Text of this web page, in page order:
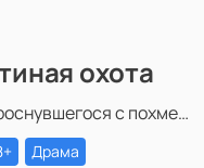
охота
Проснувшегося с похмелья Зилова настигает осознание того, что все, что он есть и все, что есть у него — бессмысленная игра. Игра в любовь, в справедливость, в дружбу, в успех.
Драма